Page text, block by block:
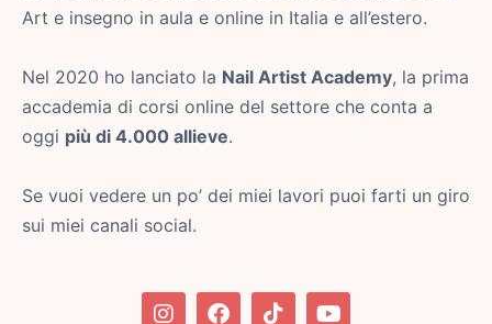
Art e insegno in aula e online in Italia e all’estero.
Nel 2020 ho lanciato la Nail Artist Academy, la prima
accademia di corsi online del settore che conta a
oggi più di 4.000 allieve.
Se vuoi vedere un po’ dei miei lavori puoi farti un giro
sui miei canali social.